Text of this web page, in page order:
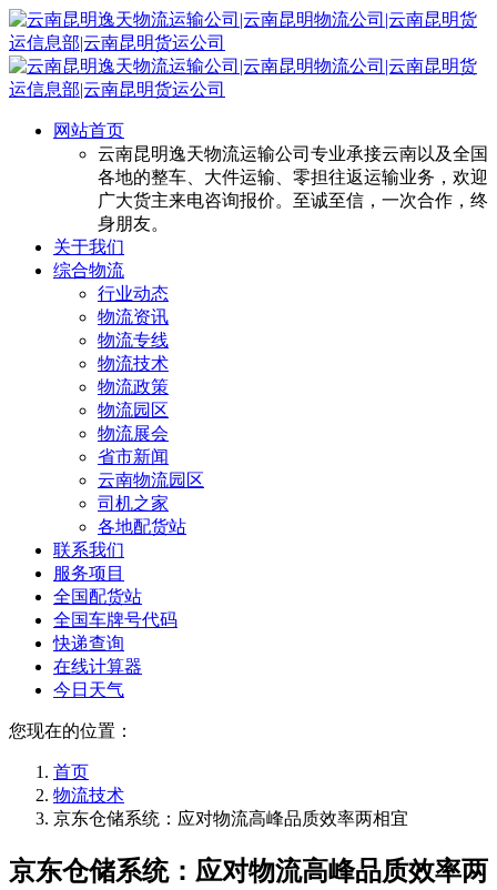
网站首页
云南昆明逸天物流运输公司专业承接云南以及全国
各地的整车、大件运输、零担往返运输业务，欢迎
广大货主来电咨询报价。至诚至信，一次合作，终
身朋友。
关于我们
综合物流
行业动态
物流资讯
物流专线
物流技术
物流政策
物流园区
物流展会
省市新闻
云南物流园区
司机之家
各地配货站
联系我们
服务项目
全国配货站
全国车牌号代码
快递查询
在线计算器
今日天气
您现在的位置：
首页
物流技术
京东仓储系统：应对物流高峰品质效率两相宜
京东仓储系统：应对物流高峰品质效率两